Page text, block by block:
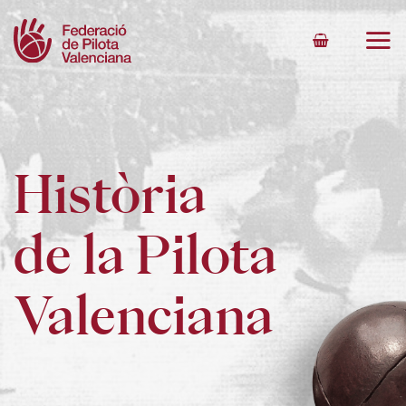
Skip
to
content
Història
de la Pilota
Valenciana